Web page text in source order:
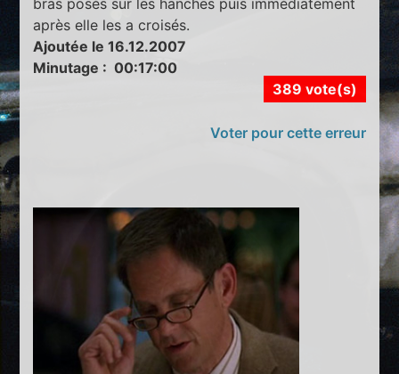
bras posés sur les hanches puis immédiatement
après elle les a croisés.
Ajoutée le 16.12.2007
Minutage : 00:17:00
389 vote(s)
Voter pour cette erreur